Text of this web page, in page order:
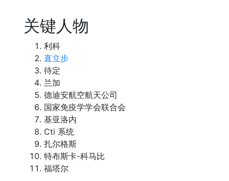
关键人物
利科
直立步
待定
兰加
德迪安航空航天公司
国家免疫学学会联合会
基亚洛内
Cti 系统
扎尔格斯
特布斯卡-科马比
福塔尔